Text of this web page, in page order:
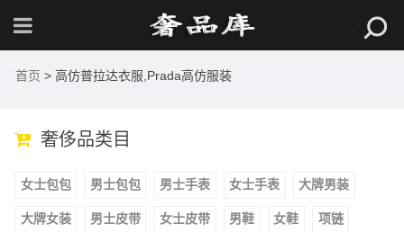
首页 > 高仿普拉达衣服,Prada高仿服装
奢侈品类目
女士包包 男士包包 男士手表 女士手表 大牌男装
大牌女装 男士皮带 女士皮带 男鞋 女鞋 项链